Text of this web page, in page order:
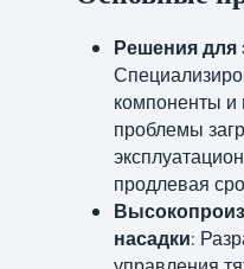
Решения для
компоненты
проблемы
продлевая
насадки: